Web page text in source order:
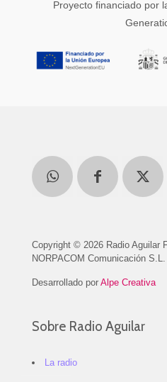
Proyecto financiado por
Copyright © 2026 Radio Aguilar
NORPACOM Comunicación S.L.
Desarrollado por Alpe Creativa
Sobre Radio Aguilar
La radio